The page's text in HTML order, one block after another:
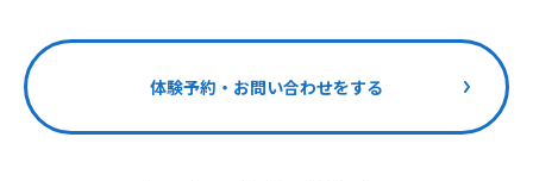
体験予約・お問い合わせをする